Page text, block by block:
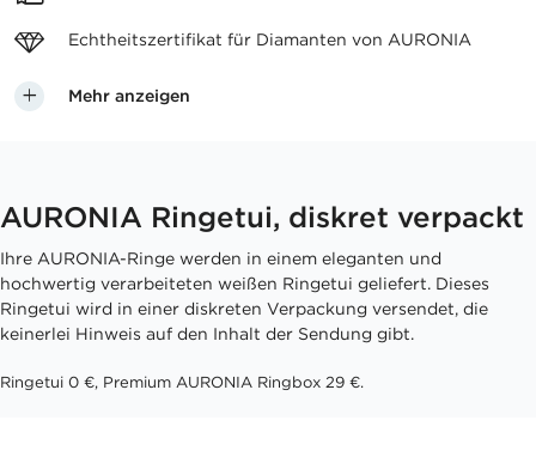
Echtheitszertifikat für Diamanten von AURONIA
Mehr anzeigen
AURONIA Ringetui, diskret verpackt
Ihre AURONIA-Ringe werden in einem eleganten und
hochwertig verarbeiteten weißen Ringetui geliefert. Dieses
Ringetui wird in einer diskreten Verpackung versendet, die
keinerlei Hinweis auf den Inhalt der Sendung gibt.
Ringetui 0 €, Premium AURONIA Ringbox 29 €.